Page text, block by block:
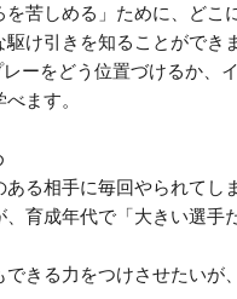
を苦しめる」ために、ど
け引きを知ることができ
レーをどう位置づけるか、
ます。
ある相手に毎回やられて
、育成年代で「大きい選
できる力をつけさせたい